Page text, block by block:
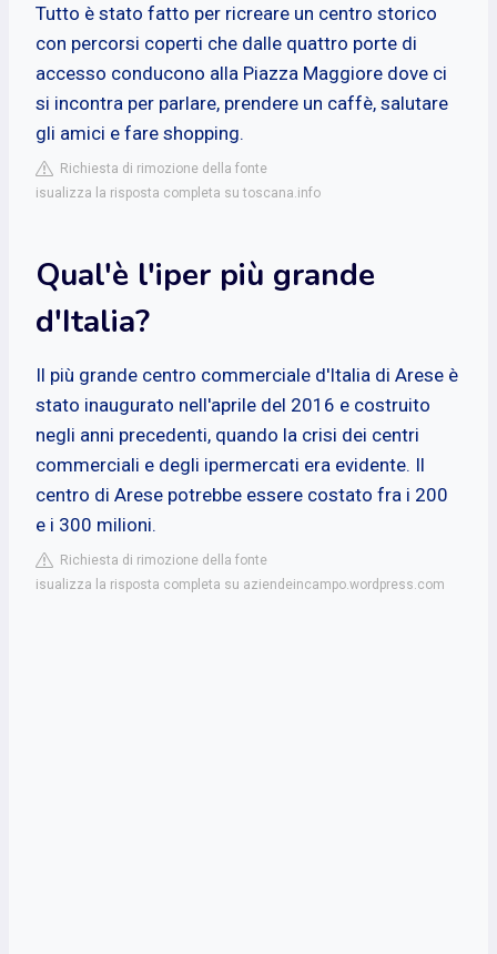
Tutto è stato fatto per ricreare un centro storico
con percorsi coperti che dalle quattro porte di
accesso conducono alla Piazza Maggiore dove ci
si incontra per parlare, prendere un caffè, salutare
gli amici e fare shopping.
Richiesta di rimozione della fonte
isualizza la risposta completa su toscana.info
Qual'è l'iper più grande
d'Italia?
Il più grande centro commerciale d'Italia di Arese è
stato inaugurato nell'aprile del 2016 e costruito
negli anni precedenti, quando la crisi dei centri
commerciali e degli ipermercati era evidente. Il
centro di Arese potrebbe essere costato fra i 200
e i 300 milioni.
Richiesta di rimozione della fonte
isualizza la risposta completa su aziendeincampo.wordpress.com